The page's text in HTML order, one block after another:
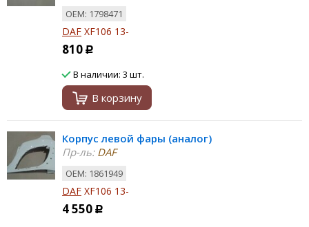
ОЕМ: 1798471
DAF XF106 13-
810 Р
В наличии: 3 шт.
В корзину
Корпус левой фары (аналог)
Пр-ль:DAF
ОЕМ: 1861949
DAF XF106 13-
4 550 Р